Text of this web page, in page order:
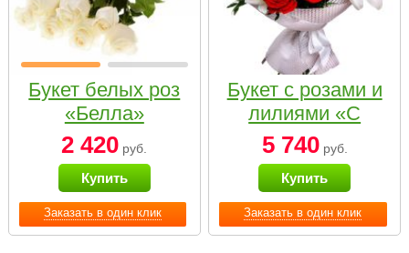
Заказать в один клик
Букет белых роз
«Белла»
2 420 руб.
Купить
Заказать в один клик
Букет с розами и
лилиями «С
наилучшими
пожеланиями»
5 740руб.
Купить